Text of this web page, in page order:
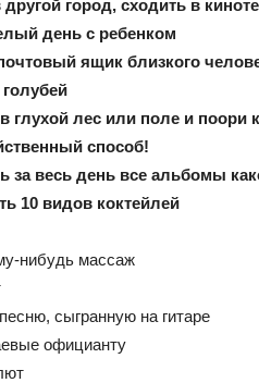
город, сходить в
день с ребенком
ящик близкого
глухой лес или поле и поори
способ!
за весь день все альбомы
10 видов коктейлей
нибудь массаж
сыгранную на гитаре
официанту